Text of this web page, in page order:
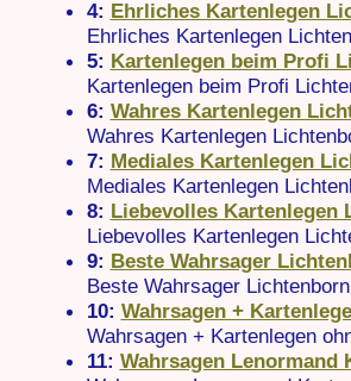
4: Ehrliches Kartenlegen
Ehrliches Kartenlegen
5: Kartenlegen beim Profi
Kartenlegen beim Profi
6: Wahres Kartenlegen
Wahres Kartenlegen
7: Mediales Kartenlegen
Mediales Kartenlegen
8: Liebevolles Kartenlegen
Liebevolles Kartenlegen
9: Beste Wahrsager
Beste Wahrsager Lichtenborn
10: Wahrsagen +
Wahrsagen + Kartenlegen
11: Wahrsagen Lenormand